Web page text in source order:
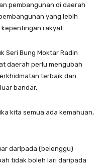
pembangunan di daerah
yang lebih
rakyat.
Seri Bung Moktar Radin
daerah perlu mengubah
terbaik dan
bandar.
kita semua ada kemahuan,
daripada (belenggu)
tidak boleh lari daripada